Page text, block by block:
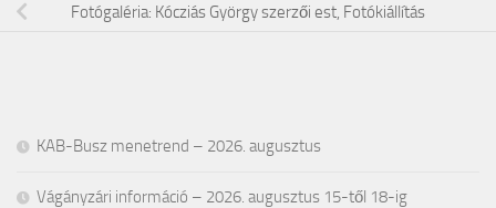
Fotógaléria: Kócziás György szerzői est, Fotókiállítás
KAB-Busz menetrend – 2026. augusztus
Vágányzári információ – 2026. augusztus 15-től 18-ig